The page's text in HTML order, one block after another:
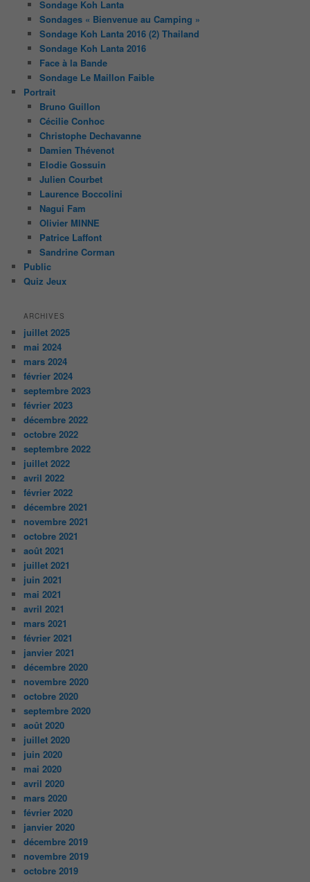
Sondage Koh Lanta
Sondages « Bienvenue au Camping »
Sondage Koh Lanta 2016 (2) Thailand
Sondage Koh Lanta 2016
Face à la Bande
Sondage Le Maillon Faible
Portrait
Bruno Guillon
Cécilie Conhoc
Christophe Dechavanne
Damien Thévenot
Elodie Gossuin
Julien Courbet
Laurence Boccolini
Nagui Fam
Olivier MINNE
Patrice Laffont
Sandrine Corman
Public
Quiz Jeux
ARCHIVES
juillet 2025
mai 2024
mars 2024
février 2024
septembre 2023
février 2023
décembre 2022
octobre 2022
septembre 2022
juillet 2022
avril 2022
février 2022
décembre 2021
novembre 2021
octobre 2021
août 2021
juillet 2021
juin 2021
mai 2021
avril 2021
mars 2021
février 2021
janvier 2021
décembre 2020
novembre 2020
octobre 2020
septembre 2020
août 2020
juillet 2020
juin 2020
mai 2020
avril 2020
mars 2020
février 2020
janvier 2020
décembre 2019
novembre 2019
octobre 2019